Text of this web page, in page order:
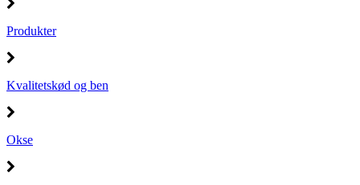
Produkter
Kvalitetskød og ben
Okse